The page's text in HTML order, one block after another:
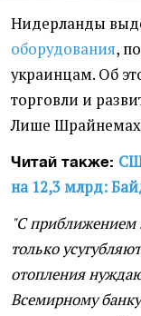
Нидерланды
оборудования,
украинцам. Об
торговли и
Лише
Читай также:
на 12,3 млрд:
"С
только
отопления
Всемирному